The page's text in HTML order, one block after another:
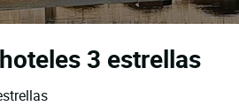
3 estrellas